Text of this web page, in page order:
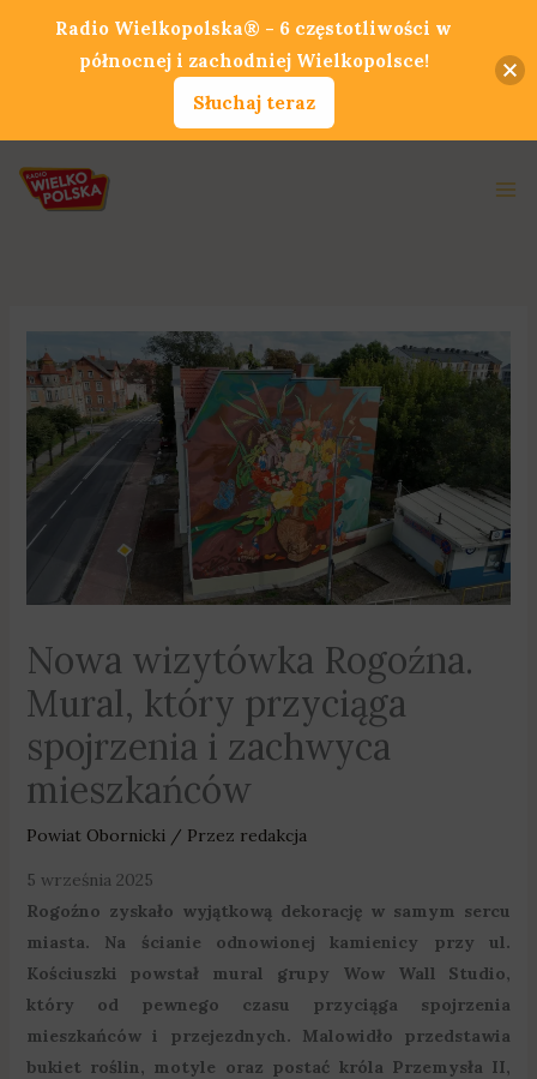
Nowa wizytówka Rogoźna.
Mural, który przyciąga
spojrzenia i zachwyca
mieszkańców
Powiat Obornicki/ Przez redakcja
5 września 2025
Rogoźno zyskało wyjątkową dekorację w samym sercu
miasta. Na ścianie odnowionej kamienicy przy ul.
Kościuszki powstał mural grupy Wow Wall Studio,
który od pewnego czasu przyciąga spojrzenia
mieszkańców i przejezdnych. Malowidło przedstawia
bukiet roślin, motyle oraz postać króla Przemysła II,
Radio Wielkopolska® - 6 częstotliwości w
północnej i zachodniej Wielkopolsce!
Słuchaj teraz